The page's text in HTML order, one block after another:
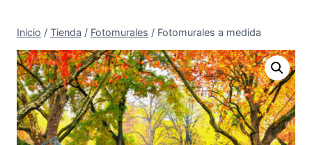
Inicio / Tienda / Fotomurales / Fotomurales a medida